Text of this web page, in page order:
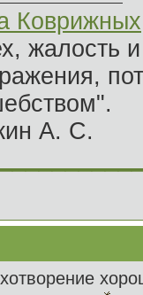
Коврижных
жалость
А. С.